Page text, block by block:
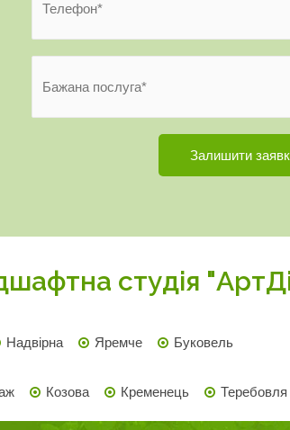
студія
Надвірна Яремче Буковель
Козова Кременець Теребовля